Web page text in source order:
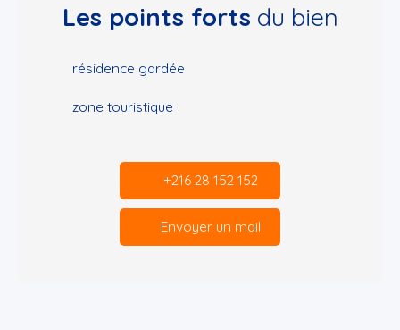
Les points forts du bien
résidence gardée
zone touristique
+216 28 152 152
Envoyer un mail